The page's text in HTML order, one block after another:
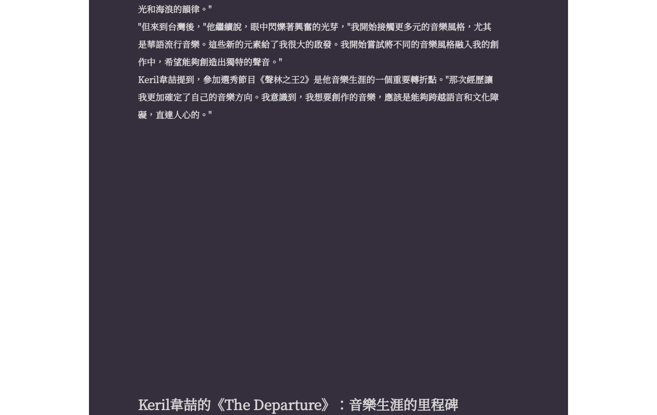
光和海浪的韻律。"
"但來到台灣後，"他繼續說，眼中閃爍著興奮的光芽，"我開始接觸更多元的音樂風格，尤其
是華語流行音樂。這些新的元素給了我很大的啟發。我開始嘗試將不同的音樂風格融入我的創
作中，希望能夠創造出獨特的聲音。"
Keril韋喆提到，參加選秀節目《聲林之王2》是他音樂生涯的一個重要轉折點。"那次經歷讓
我更加確定了自己的音樂方向。我意識到，我想要創作的音樂，應該是能夠跨越語言和文化障
礙，直達人心的。"
Keril韋喆的《The Departure》：音樂生涯的里程碑